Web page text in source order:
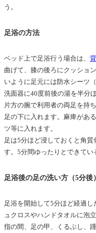
う。
足浴の方法
ベッド上で足浴行う場合は、
曲げて、膝の後ろにクッショ
いように足元には防水シーツ
洗面器に40度前後の湯を半分
片方の腕で利用者の両足を持
足の下に入れます。麻痺があ
ツ等に入れます。
足は5分ほど浸しておくと角
す。5分間ゆったりとできてい
足浴後の足の洗い方（5分後）
足浴を開始して5分ほど経過
ュクロスやハンドタオルに泡立
指の間、足の甲、くるぶし、